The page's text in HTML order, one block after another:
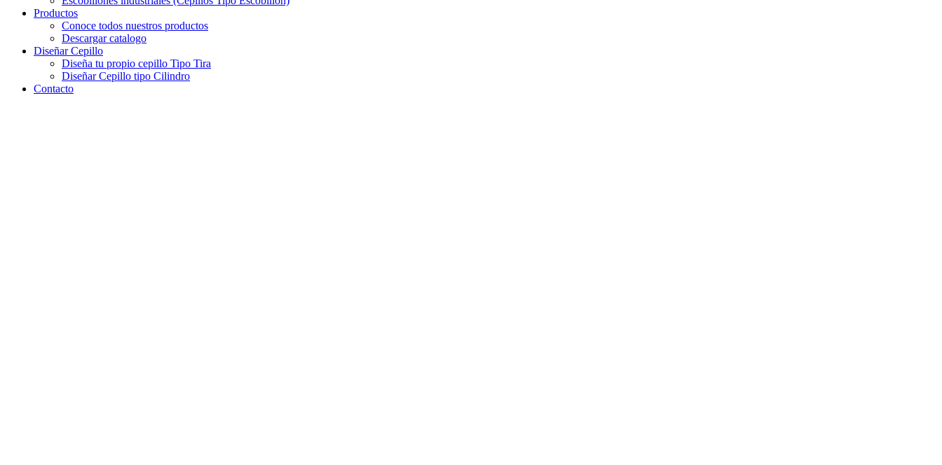
Productos
Conoce todos nuestros productos
Descargar catalogo
Diseñar Cepillo
Diseña tu propio cepillo Tipo Tira
Diseñar Cepillo tipo Cilindro
Contacto